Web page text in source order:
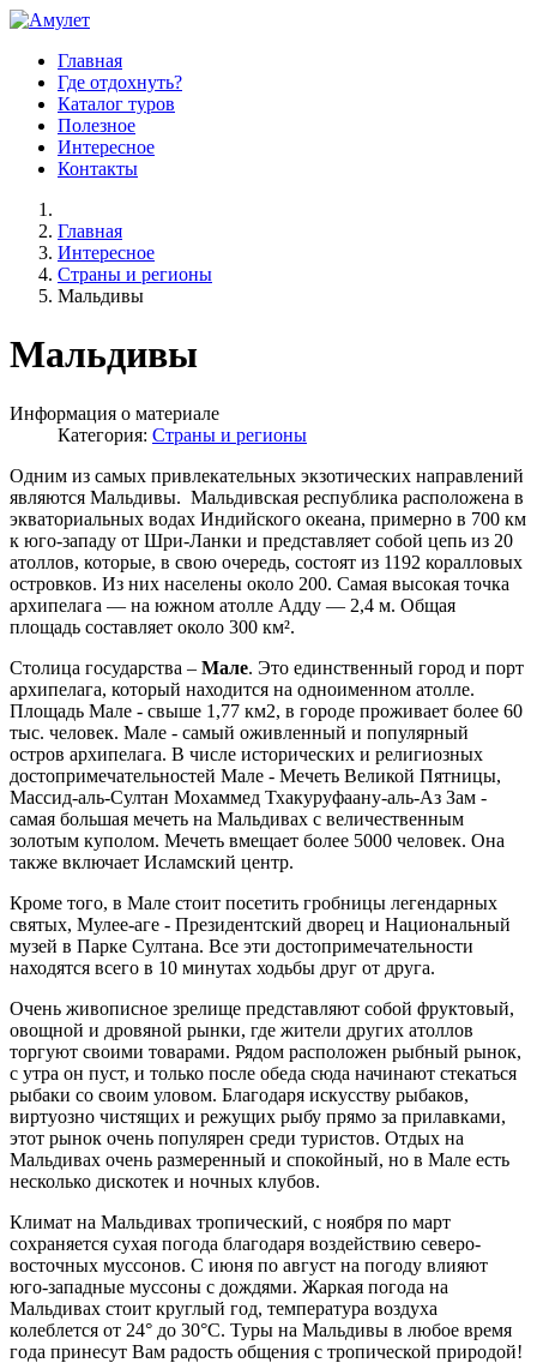
Главная
Где отдохнуть?
Каталог туров
Полезное
Интересное
Контакты
Главная
Интересное
Страны и регионы
Мальдивы
Мальдивы
Информация о материале
Категория: Страны и регионы
Одним из самых привлекательных экзотических направлений
являются Мальдивы. Мальдивская республика расположена в
экваториальных водах Индийского океана, примерно в 700 км
к юго-западу от Шри-Ланки и представляет собой цепь из 20
атоллов, которые, в свою очередь, состоят из 1192 коралловых
островков. Из них населены около 200. Самая высокая точка
архипелага — на южном атолле Адду — 2,4 м. Общая
площадь составляет около 300 км².
Столица государства – Мале. Это единственный город и порт
архипелага, который находится на одноименном атолле.
Площадь Мале - свыше 1,77 км2, в городе проживает более 60
тыс. человек. Мале - самый оживленный и популярный
остров архипелага. В числе исторических и религиозных
достопримечательностей Мале - Мечеть Великой Пятницы,
Массид-аль-Султан Мохаммед Тхакуруфаану-аль-Аз Зам -
самая большая мечеть на Мальдивах с величественным
золотым куполом. Мечеть вмещает более 5000 человек. Она
также включает Исламский центр.
Кроме того, в Мале стоит посетить гробницы легендарных
святых, Мулее-аге - Президентский дворец и Национальный
музей в Парке Султана. Все эти достопримечательности
находятся всего в 10 минутах ходьбы друг от друга.
Очень живописное зрелище представляют собой фруктовый,
овощной и дровяной рынки, где жители других атоллов
торгуют своими товарами. Рядом расположен рыбный рынок,
с утра он пуст, и только после обеда сюда начинают стекаться
рыбаки со своим уловом. Благодаря искусству рыбаков,
виртуозно чистящих и режущих рыбу прямо за прилавками,
этот рынок очень популярен среди туристов. Отдых на
Мальдивах очень размеренный и спокойный, но в Мале есть
несколько дискотек и ночных клубов.
Климат на Мальдивах тропический, с ноября по март
сохраняется сухая погода благодаря воздействию северо-
восточных муссонов. С июня по август на погоду влияют
юго-западные муссоны с дождями. Жаркая погода на
Мальдивах стоит круглый год, температура воздуха
колеблется от 24° до 30°С. Туры на Мальдивы в любое время
года принесут Вам радость общения с тропической природой!